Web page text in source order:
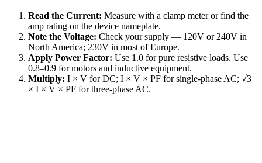
Read the Current: Measure with a clamp meter or find the
amp rating on the device nameplate.
Note the Voltage: Check your supply — 120V or 240V in
North America; 230V in most of Europe.
Apply Power Factor: Use 1.0 for pure resistive loads. Use
0.8–0.9 for motors and inductive equipment.
Multiply: I × V for DC; I × V × PF for single-phase AC; √3
× I × V × PF for three-phase AC.